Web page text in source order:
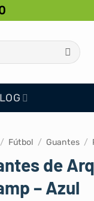
/ Fútbol / Guantes /
de
– Azul